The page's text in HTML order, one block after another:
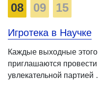
08 09 15
Игротека в Научке
Каждые выходные
приглашаются
увлекательной партией